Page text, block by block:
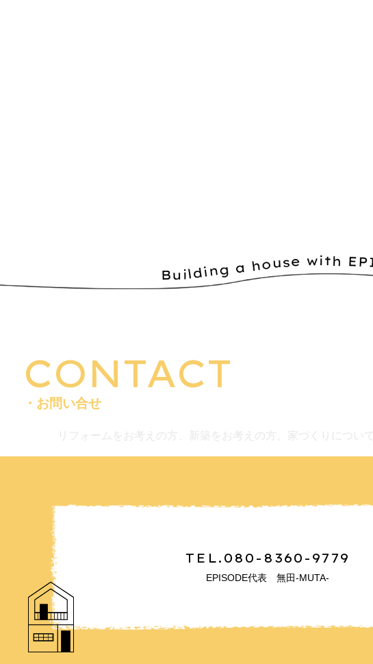
CONTACT
・お問い合せ
リフォームをお考えの方、新築をお考えの方、家づくりについ
TEL.080-8360-9779
EPISODE代表 無田-MUTA-